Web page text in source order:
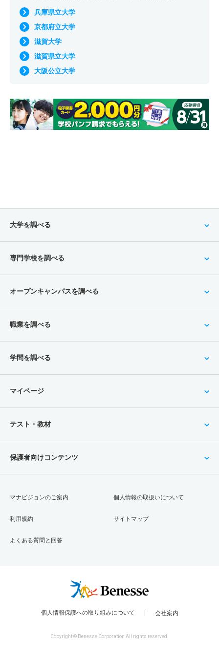
兵庫県立大学
京都府立大学
滋賀大学
滋賀県立大学
大阪公立大学
大学を調べる
専門学校を調べる
オープンキャンパスを調べる
職業を調べる
学問を調べる
マイページ
テスト・教材
保護者向けコンテンツ
マナビジョンのご案内
利用規約
よくある質問と回答
個人情報の取扱いについて
サイトマップ
個人情報保護への取り組みについて 会社案内
Copyright © Benesse Corporation All rights reserved.